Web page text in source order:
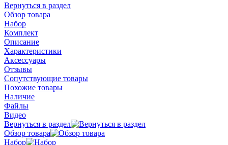
Вернуться в раздел
Обзор товара
Набор
Комплект
Описание
Характеристики
Аксессуары
Отзывы
Сопутствующие товары
Похожие товары
Наличие
Файлы
Видео
Вернуться в раздел
Обзор товара
Набор